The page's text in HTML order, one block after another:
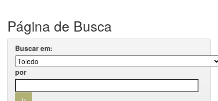
Página de Busca
Buscar em:
por